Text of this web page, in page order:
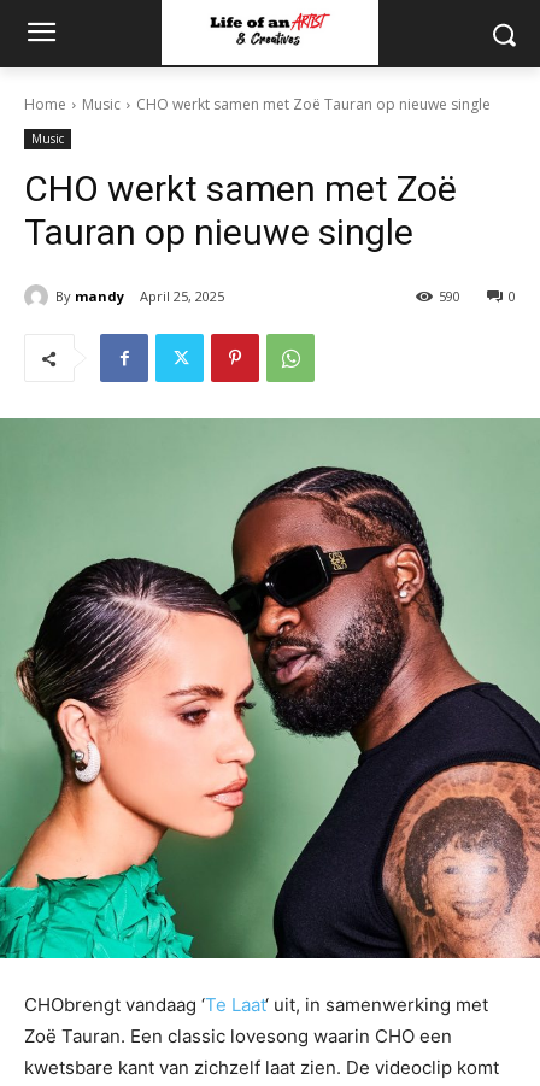
Home Music CHO werkt samen met Zoë Tauran op nieuwe single
Music
CHO werkt samen met Zoë
Tauran op nieuwe single
By mandy April 25, 2025 0
590
CHObrengt vandaag ‘Te Laat‘ uit, in samenwerking met
Zoë Tauran. Een classic lovesong waarin CHO een
kwetsbare kant van zichzelf laat zien. De videoclip komt